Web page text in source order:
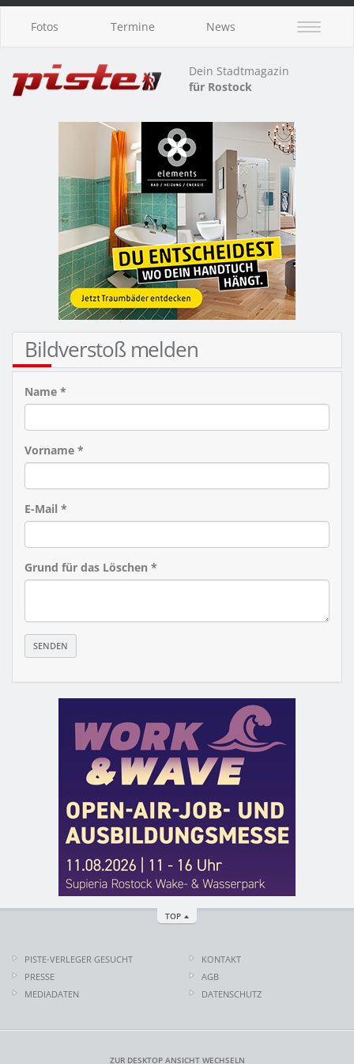
Fotos Termine News
Dein Stadtmagazin
für Rostock
Bildverstoß melden
Name *
Vorname *
E-Mail *
Grund für das Löschen *
TOP
PISTE-VERLEGER GESUCHT
PRESSE
MEDIADATEN
KONTAKT
AGB
DATENSCHUTZ
ZUR DESKTOP ANSICHT WECHSELN